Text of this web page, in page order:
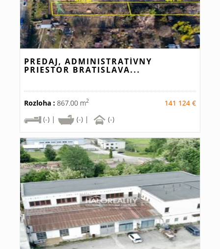
PREDAJ, ADMINISTRATÍVNY
PRIESTOR BRATISLAVA...
Rozloha : 867.00 m2
141 124 €
(-) |
(-) | (-)